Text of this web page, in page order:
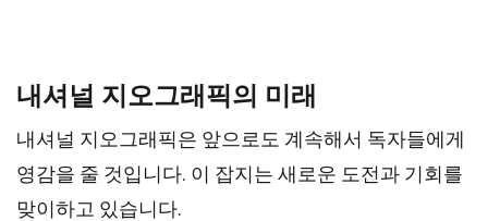
내셔널 지오그래픽의 미래
내셔널 지오그래픽은 앞으로도 계속해서 독자들에게
영감을 줄 것입니다. 이 잡지는 새로운 도전과 기회를
맞이하고 있습니다.